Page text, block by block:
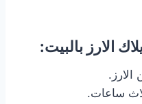
الارز بالبيت:
ساعات.